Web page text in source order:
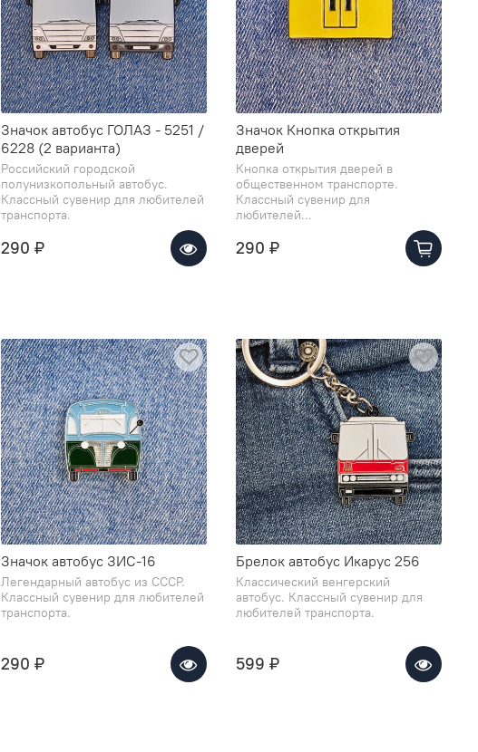
Значок автобус ГОЛАЗ - 5251 /
6228 (2 варианта)
Российский городской
полунизкопольный автобус.
Классный сувенир для любителей
транспорта.
290 ₽
Значок Кнопка открытия
дверей
Кнопка открытия дверей в
общественном транспорте.
Классный сувенир для
любителей...
290 ₽
Значок автобус ЗИС-16
Легендарный автобус из СССР.
Классный сувенир для любителей
транспорта.
290 ₽
Брелок автобус Икарус 256
Классический венгерский
автобус. Классный сувенир для
любителей транспорта.
599 ₽